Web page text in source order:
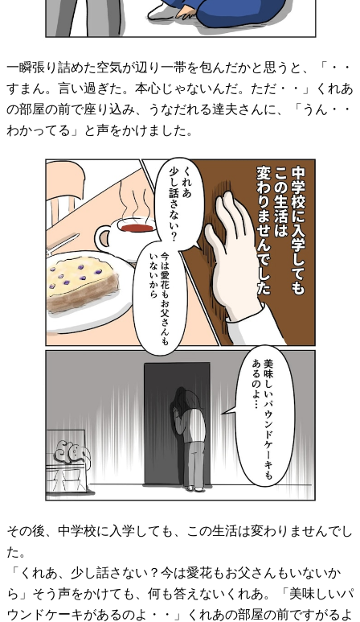
一瞬張り詰めた空気が辺り一帯を包んだかと思うと、「・・
すまん。言い過ぎた。本心じゃないんだ。ただ・・」くれあ
の部屋の前で座り込み、うなだれる達夫さんに、「うん・・
わかってる」と声をかけました。
その後、中学校に入学しても、この生活は変わりませんでし
た。
「くれあ、少し話さない？今は愛花もお父さんもいないか
ら」そう声をかけても、何も答えないくれあ。「美味しいパ
ウンドケーキがあるのよ・・」くれあの部屋の前ですがるよ